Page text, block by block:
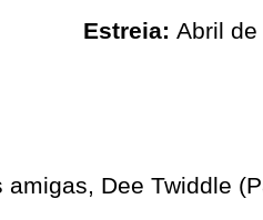
Estreia: Abril de
Dee Twiddle